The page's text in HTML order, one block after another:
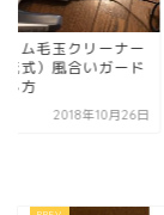
コム毛玉クリーナー
流式）風合いガード
し方
2018年10月26日